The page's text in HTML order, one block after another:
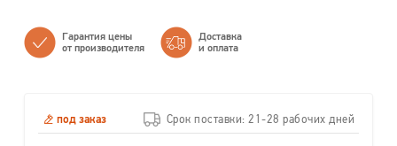
Гарантия цены
от производителя
Доставка
и оплата
под заказ Срок поставки: 21-28 рабочих дней